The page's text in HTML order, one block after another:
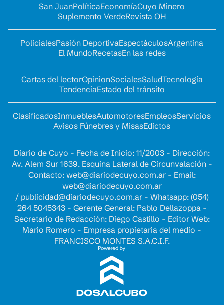
San JuanPolíticaEconomíaCuyo Minero
Suplemento VerdeRevista OH
PolicialesPasión DeportivaEspectáculosArgentina
El MundoRecetasEn las redes
Cartas del lectorOpinionSocialesSaludTecnología
TendenciaEstado del tránsito
ClasificadosInmueblesAutomotoresEmpleosServicios
Avisos Fúnebres y MisasEdictos
Diario de Cuyo - Fecha de Inicio: 11/2003 - Dirección:
Av. Alem Sur 1639. Esquina Lateral de Circunvalación -
Contacto: web@diariodecuyo.com.ar- Email:
web@diariodecuyo.com.ar
/ publicidad@diariodecuyo.com.ar- Whatsapp: (054)
264 5045343 - Gerente General: Pablo Dellazoppa -
Secretario de Redacción: Diego Castillo - Editor Web:
Mario Romero - Empresa propietaria del medio -
FRANCISCO MONTES S.A.C.I.F.